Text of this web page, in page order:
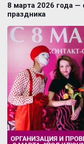
8 марта 2026 года —
праздника